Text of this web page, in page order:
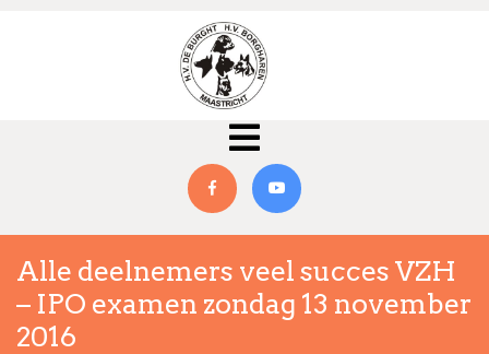
Open
Menu
Facebook
Alle deelnemers veel succes VZH
– IPO examen zondag 13 november
2016